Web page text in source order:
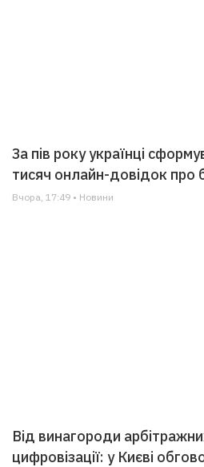
За пів року українці
тисяч онлайн-довідок про
Вчора, 17:49 • Новини
Від винагороди
цифровізації: у Києві